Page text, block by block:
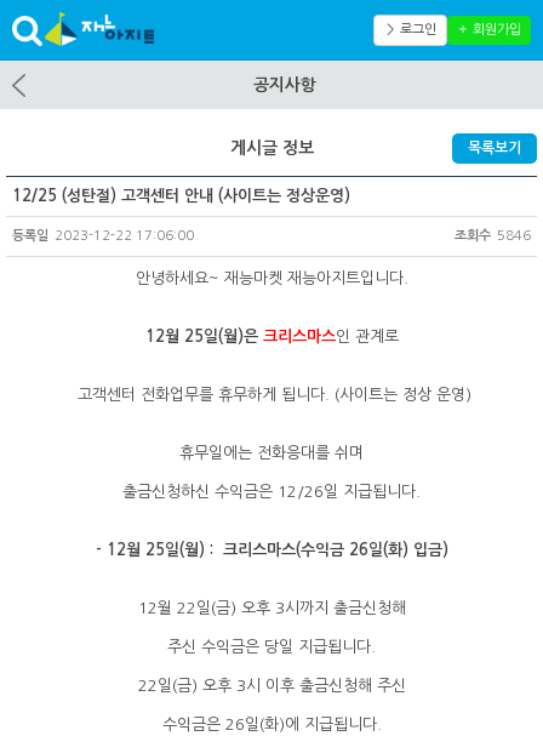
＞ 로그인 ＋ 회원가입
공지사항
게시글 정보 목록보기
12/25 (성탄절) 고객센터 안내 (사이트는 정상운영)
등록일 2023-12-22 17:06:00 조회수 5846
안녕하세요~ 재능마켓 재능아지트입니다.
12월 25일(월)은 크리스마스인 관계로
고객센터 전화업무를 휴무하게 됩니다. (사이트는 정상 운영)
휴무일에는 전화응대를 쉬며
출금신청하신 수익금은 12/26일 지급됩니다.
- 12월 25일(월) : 크리스마스(수익금 26일(화) 입금)
12월 22일(금) 오후 3시까지 출금신청해
주신 수익금은 당일 지급됩니다.
22일(금) 오후 3시 이후 출금신청해 주신
수익금은 26일(화)에 지급됩니다.